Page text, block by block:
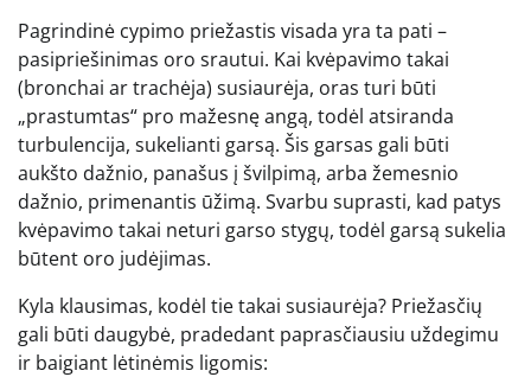
Pagrindinė cypimo priežastis visada yra ta pati –
pasipriešinimas oro srautui. Kai kvėpavimo takai
(bronchai ar trachėja) susiaurėja, oras turi būti
„prastumtas“ pro mažesnę angą, todėl atsiranda
turbulencija, sukelianti garsą. Šis garsas gali būti
aukšto dažnio, panašus į švilpimą, arba žemesnio
dažnio, primenantis ūžimą. Svarbu suprasti, kad patys
kvėpavimo takai neturi garso stygų, todėl garsą sukelia
būtent oro judėjimas.
Kyla klausimas, kodėl tie takai susiaurėja? Priežasčių
gali būti daugybė, pradedant paprasčiausiu uždegimu
ir baigiant lėtinėmis ligomis: